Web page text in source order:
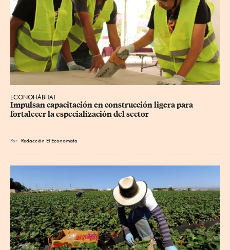
ECONOHÁBITAT
Impulsan capacitación en construcción ligera para
fortalecer la especialización del sector
Por Redacción El Economista